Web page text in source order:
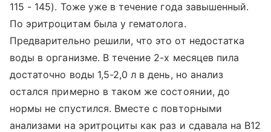
115 - 145). Тоже уже в течение года завышенный.
По эритроцитам была у гематолога.
Предварительно решили, что это от недостатка
воды в организме. В течение 2-х месяцев пила
достаточно воды 1,5-2,0 л в день, но анализ
остался примерно в таком же состоянии, до
нормы не спустился. Вместе с повторными
анализами на эритроциты как раз и сдавала на B12